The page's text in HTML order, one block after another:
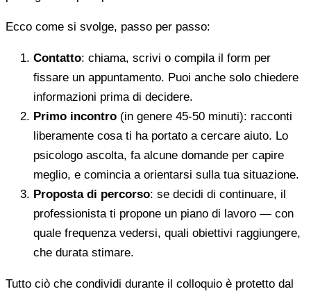
Ecco come si svolge, passo per passo:
Contatto: chiama, scrivi o compila il form per
fissare un appuntamento. Puoi anche solo chiedere
informazioni prima di decidere.
Primo incontro (in genere 45-50 minuti): racconti
liberamente cosa ti ha portato a cercare aiuto. Lo
psicologo ascolta, fa alcune domande per capire
meglio, e comincia a orientarsi sulla tua situazione.
Proposta di percorso: se decidi di continuare, il
professionista ti propone un piano di lavoro — con
quale frequenza vedersi, quali obiettivi raggiungere,
che durata stimare.
Tutto ciò che condividi durante il colloquio è protetto dal